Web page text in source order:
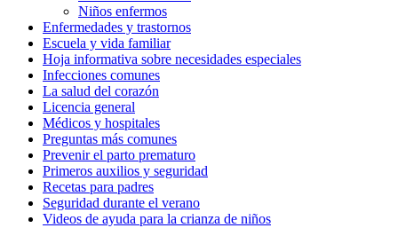
Niños enfermos
Enfermedades y trastornos
Escuela y vida familiar
Hoja informativa sobre necesidades especiales
Infecciones comunes
La salud del corazón
Licencia general
Médicos y hospitales
Preguntas más comunes
Prevenir el parto prematuro
Primeros auxilios y seguridad
Recetas para padres
Seguridad durante el verano
Videos de ayuda para la crianza de niños